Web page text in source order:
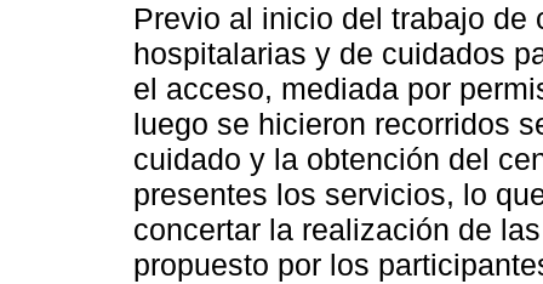
Previo al inicio del trabajo
hospitalarias y de cuidados
el acceso, mediada por
luego se hicieron recorridos
cuidado y la obtención del
presentes los servicios, lo
concertar la realización de
propuesto por los